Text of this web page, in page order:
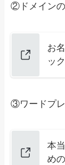
②ドメイン
お
ッ
③ワードプ
本
め